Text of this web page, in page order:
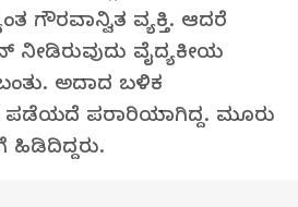
ಗೌರವಾನ್ವಿತ ವ್ಯಕ್ತಿ. ಆದರೆ
ವೈದ್ಯಕೀಯ
ಅದಾದ ಬಳಿಕ
ಪರಾರಿಯಾಗಿದ್ದ. ಮೂರು
ಹಿಡಿದಿದ್ದರು.